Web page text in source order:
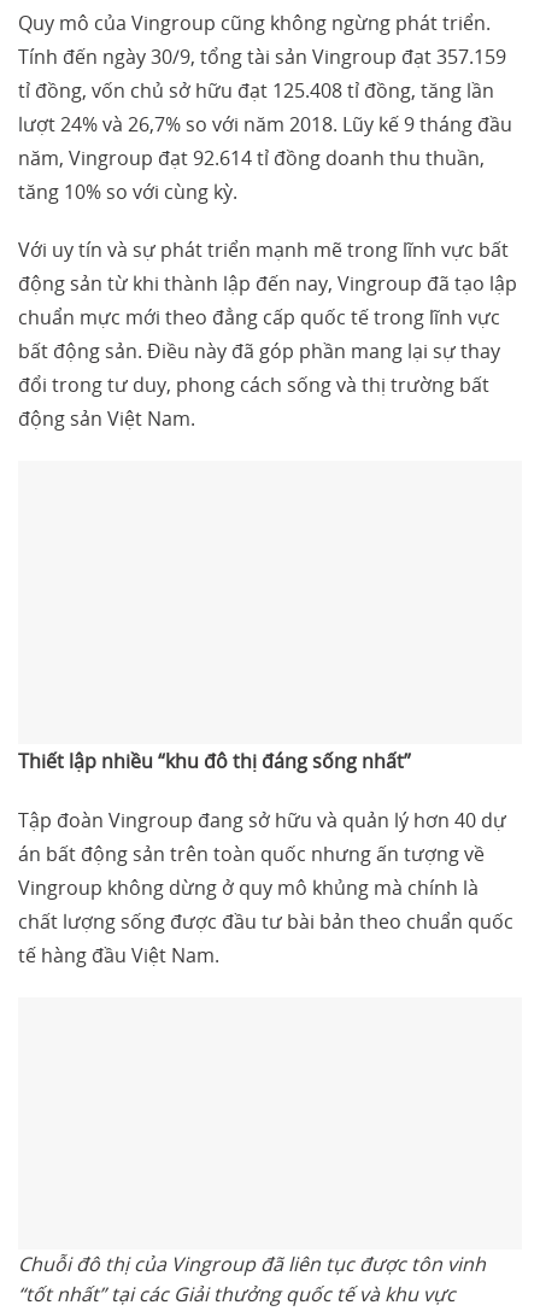
Quy mô của Vingroup cũng không ngừng phát triển.
Tính đến ngày 30/9, tổng tài sản Vingroup đạt 357.159
tỉ đồng, vốn chủ sở hữu đạt 125.408 tỉ đồng, tăng lần
lượt 24% và 26,7% so với năm 2018. Lũy kế 9 tháng đầu
năm, Vingroup đạt 92.614 tỉ đồng doanh thu thuần,
tăng 10% so với cùng kỳ.
Với uy tín và sự phát triển mạnh mẽ trong lĩnh vực bất
động sản từ khi thành lập đến nay, Vingroup đã tạo lập
chuẩn mực mới theo đẳng cấp quốc tế trong lĩnh vực
bất động sản. Điều này đã góp phần mang lại sự thay
đổi trong tư duy, phong cách sống và thị trường bất
động sản Việt Nam.
Thiết lập nhiều “khu đô thị đáng sống nhất”
Tập đoàn Vingroup đang sở hữu và quản lý hơn 40 dự
án bất động sản trên toàn quốc nhưng ấn tượng về
Vingroup không dừng ở quy mô khủng mà chính là
chất lượng sống được đầu tư bài bản theo chuẩn quốc
tế hàng đầu Việt Nam.
Chuỗi đô thị của Vingroup đã liên tục được tôn vinh
“tốt nhất” tại các Giải thưởng quốc tế và khu vực